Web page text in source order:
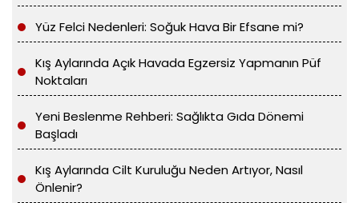
Yüz Felci Nedenleri: Soğuk Hava Bir Efsane mi?
Kış Aylarında Açık Havada Egzersiz Yapmanın Püf
Noktaları
Yeni Beslenme Rehberi: Sağlıkta Gıda Dönemi
Başladı
Kış Aylarında Cilt Kuruluğu Neden Artıyor, Nasıl
Önlenir?